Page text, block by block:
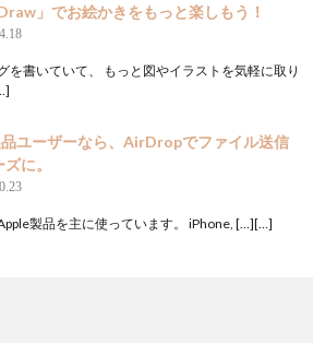
」でお絵かきをもっと楽しもう！
を書いていて、 もっと図やイラストを気軽に取り
ユーザーなら、AirDropでファイル送信
に。
製品を主に使っています。 iPhone, […][…]